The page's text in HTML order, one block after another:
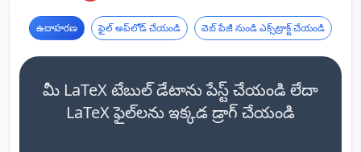
ఉదాహరణ ఫైల్ అప్‌లోడ్ చేయండి వెబ్ పేజీ నుండి ఎక్స్‌ట్రాక్ట్ చేయండి
మీ LaTeX టేబుల్ డేటాను పేస్ట్ చేయండి లేదా
LaTeX ఫైల్‌లను ఇక్కడ డ్రాగ్ చేయండి